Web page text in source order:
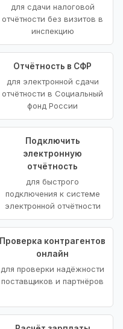
для сдачи налоговой
отчётности без визитов в
инспекцию
Отчётность в СФР
для электронной сдачи
отчётности в Социальный
фонд России
Подключить
электронную
отчётность
для быстрого
подключения к системе
электронной отчётности
Проверка контрагентов
онлайн
для проверки надёжности
поставщиков и партнёров